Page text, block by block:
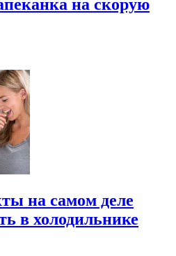
на скорую
на самом деле
в холодильнике